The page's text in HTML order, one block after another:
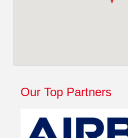
Our Top Partners